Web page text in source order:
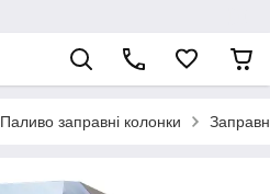
Паливо заправні колонки